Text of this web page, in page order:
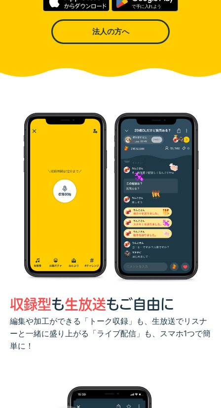
法人の方へ
収録型も生放送もご自由に
編集や加工ができる「トーク収録」も、生放送でリスナ
ーと一緒に盛り上がる「ライブ配信」も、スマホ1つで簡
単に！